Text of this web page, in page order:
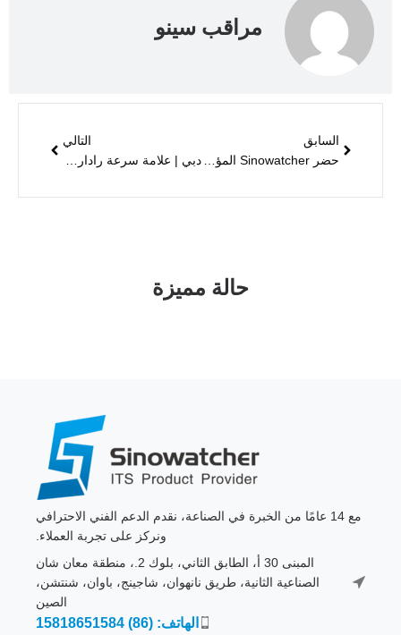
مراقب سينو
السابق
التالي
حالة مميزة
مع 14 عامًا من الخبرة في الصناعة، نقدم الدعم الفني الاحترافي
ونركز على تجربة العملاء.
المبنى 30 أ، الطابق الثاني، بلوك 2.، منطقة معان شان
الصناعية الثانية، طريق نانهوان، شاجينج، باوان، شنتشن،
الصين
الهاتف: (86) 15818651584